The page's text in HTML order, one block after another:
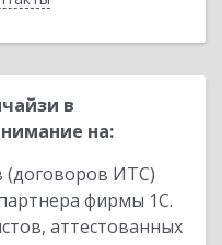
в
на:
(договоров ИТС)
фирмы 1С.
аттестованных